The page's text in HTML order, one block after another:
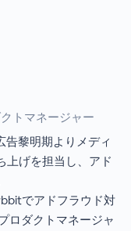
トマネージャー
告黎明期よりメディ
上げを担当し、アド
でアドフラウド対
ロダクトマネージャ